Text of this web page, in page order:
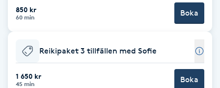
Blowout
Bottenfärg
Brynformning
850 kr
60 min Boka
Reikipaket 3 tillfällen med Sofie
1 650 kr
45 min Boka